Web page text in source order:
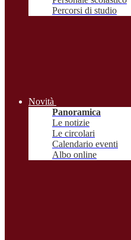
Percorsi di studio
Novità
Panoramica
Le notizie
Le circolari
Calendario eventi
Albo online